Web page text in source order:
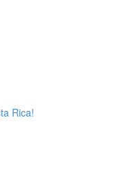
Rica!